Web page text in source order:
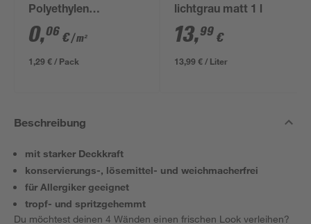
Polyethylen
transparent 4 x 5 m
0,06 €/ m²
1,29 € / Pack
lichtgrau matt 1 l
13,99 €
13,99 € / Liter
Beschreibung
mit starker Deckkraft
konservierungs-, lösemittel- und weichmacherfrei
für Allergiker geeignet
tropf- und spritzgehemmt
Du möchtest deinen 4 Wänden einen frischen Look verleihen?